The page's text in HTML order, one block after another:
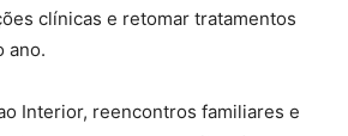
clínicas e retomar tratamentos
ano.
Interior, reencontros familiares e